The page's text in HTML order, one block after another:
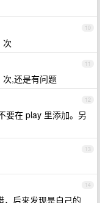
10
次
11
,还是有问题
12
要在 play 里添加。另
13
14
后来发现是自己的